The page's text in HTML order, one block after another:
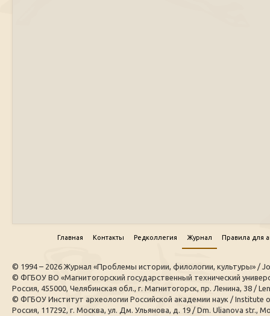
Главная Контакты Редколлегия Журнал Правила для
© 1994 – 2026 Журнал «Проблемы истории, филологии, культуры» /
© ФГБОУ ВО «Магнитогорский государственный технический
Россия, 455000, Челябинская обл., г. Магнитогорск, пр. Ленина, 38 /
© ФГБОУ Институт археологии Российской академии наук / Institute
Россия, 117292, г. Москва, ул. Дм. Ульянова, д. 19 / Dm. Ulianova str.,